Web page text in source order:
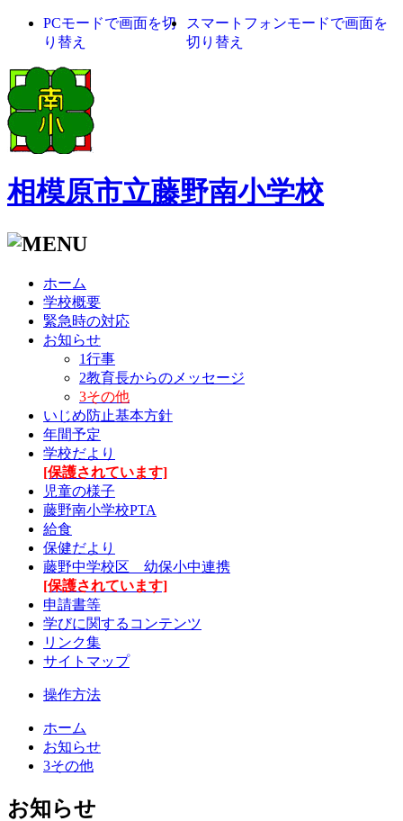
PCモードで画面を切
り替え
スマートフォンモードで画面を
切り替え
相模原市立藤野南小学校
ホーム
学校概要
緊急時の対応
お知らせ
1行事
2教育長からのメッセージ
3その他
いじめ防止基本方針
年間予定
学校だより
[保護されています]
児童の様子
藤野南小学校PTA
給食
保健だより
藤野中学校区 幼保小中連携
[保護されています]
申請書等
学びに関するコンテンツ
リンク集
サイトマップ
操作方法
ホーム
お知らせ
3その他
お知らせ